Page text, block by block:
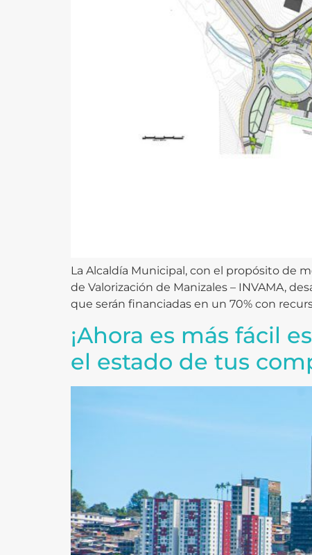
La Alcaldía Municipal, con el propósito de
de Valorización de Manizales – INVAMA,
que serán financiadas en un 70% con
¡Ahora es más fácil
el estado de tus